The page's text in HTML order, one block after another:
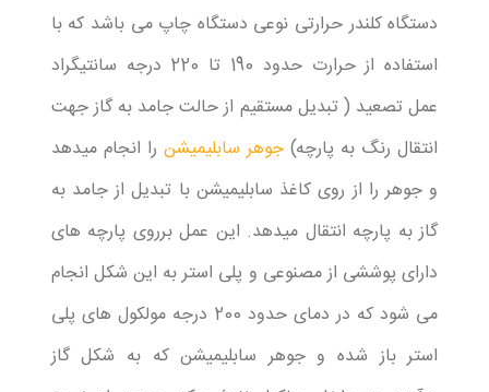
دستگاه کلندر حرارتی نوعی دستگاه چاپ می باشد که با
استفاده از حرارت حدود 190 تا 220 درجه سانتیگراد
عمل تصعید ( تبدیل مستقیم از حالت جامد به گاز جهت
انتقال رنگ به پارچه) جوهر سابلیمیشن را انجام میدهد
و جوهر را از روی کاغذ سابلیمیشن با تبدیل از جامد به
گاز به پارچه انتقال میدهد. این عمل برروی پارچه های
دارای پوششی از مصنوعی و پلی استر به این شکل انجام
می شود که در دمای حدود 200 درجه مولکول های پلی
استر باز شده و جوهر سابلیمیشن که به شکل گاز